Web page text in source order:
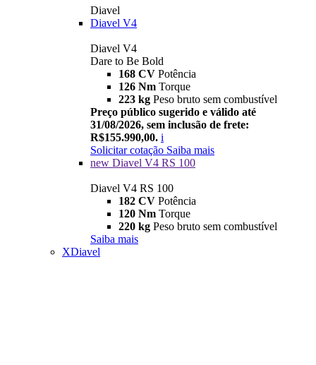
Diavel
Diavel V4
Diavel V4
Dare to Be Bold
168 CV Potência
126 Nm Torque
223 kg Peso bruto sem combustível
Preço público sugerido e válido até
31/08/2026, sem inclusão de frete:
R$155.990,00. i
Solicitar cotação Saiba mais
new Diavel V4 RS 100
Diavel V4 RS 100
182 CV Potência
120 Nm Torque
220 kg Peso bruto sem combustível
Saiba mais
XDiavel